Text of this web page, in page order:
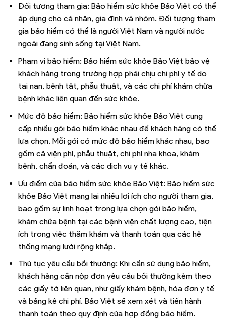
Đối tượng tham gia: Bảo hiểm sức khỏe Bảo Việt có thể
áp dụng cho cá nhân, gia đình và nhóm. Đối tượng tham
gia bảo hiểm có thể là người Việt Nam và người nước
ngoài đang sinh sống tại Việt Nam.
Phạm vi bảo hiểm: Bảo hiểm sức khỏe Bảo Việt bảo vệ
khách hàng trong trường hợp phải chịu chi phí y tế do
tai nạn, bệnh tật, phẫu thuật, và các chi phí khám chữa
bệnh khác liên quan đến sức khỏe.
Mức độ bảo hiểm: Bảo hiểm sức khỏe Bảo Việt cung
cấp nhiều gói bảo hiểm khác nhau để khách hàng có thể
lựa chọn. Mỗi gói có mức độ bảo hiểm khác nhau, bao
gồm cả viện phí, phẫu thuật, chi phí nha khoa, khám
bệnh, chẩn đoán, và các dịch vụ y tế khác.
Ưu điểm của bảo hiểm sức khỏe Bảo Việt: Bảo hiểm sức
khỏe Bảo Việt mang lại nhiều lợi ích cho người tham gia,
bao gồm sự linh hoạt trong lựa chọn gói bảo hiểm,
khám chữa bệnh tại các bệnh viện chất lượng cao, tiện
ích trong việc thăm khám và thanh toán qua các hệ
thống mạng lưới rộng khắp.
Thủ tục yêu cầu bồi thường: Khi cần sử dụng bảo hiểm,
khách hàng cần nộp đơn yêu cầu bồi thường kèm theo
các giấy tờ liên quan, như giấy khám bệnh, hóa đơn y tế
và bảng kê chi phí. Bảo Việt sẽ xem xét và tiến hành
thanh toán theo quy định của hợp đồng bảo hiểm.